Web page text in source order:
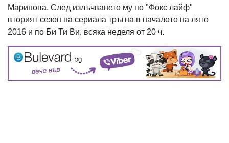
Маринова. След излъчването му по "Фокс лайф"
вторият сезон на сериала тръгна в началото на лято
2016 и по Би Ти Ви, всяка неделя от 20 ч.